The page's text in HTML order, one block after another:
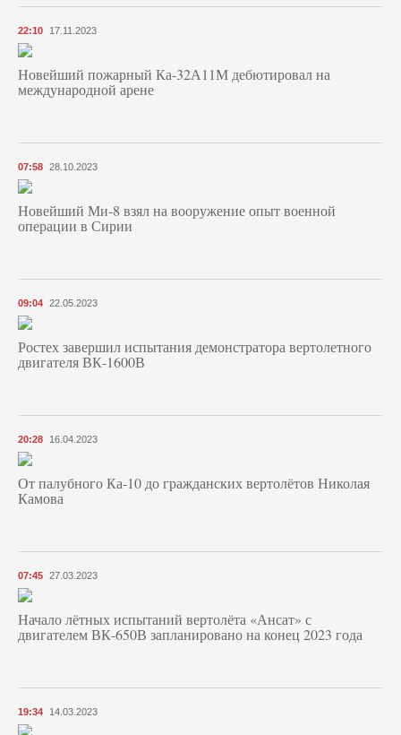
22:10 17.11.2023
Новейший пожарный Ка-32А11М дебютировал на
международной арене
07:58 28.10.2023
Новейший Ми-8 взял на вооружение опыт военной
операции в Сирии
09:04 22.05.2023
Ростех завершил испытания демонстратора вертолетного
двигателя ВК-1600В
20:28 16.04.2023
От палубного Ка-10 до гражданских вертолётов Николая
Камова
07:45 27.03.2023
Начало лётных испытаний вертолёта «Ансат» с
двигателем ВК-650В запланировано на конец 2023 года
19:34 14.03.2023